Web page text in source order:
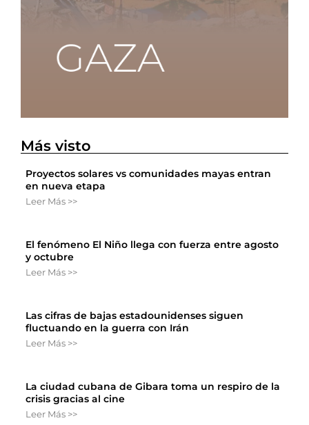
Más visto
Proyectos solares vs comunidades mayas entran
en nueva etapa
Leer Más >>
El fenómeno El Niño llega con fuerza entre agosto
y octubre
Leer Más >>
Las cifras de bajas estadounidenses siguen
fluctuando en la guerra con Irán
Leer Más >>
La ciudad cubana de Gibara toma un respiro de la
crisis gracias al cine
Leer Más >>